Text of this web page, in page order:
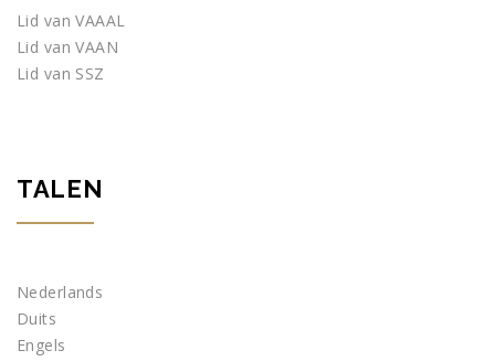
Lid van VAAAL
Lid van VAAN
Lid van SSZ
TALEN
Nederlands
Duits
Engels